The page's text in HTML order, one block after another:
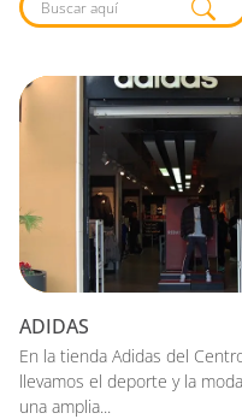
Listado de
ADIDAS
En la tienda Adidas del
llevamos el deporte y la
una amplia...